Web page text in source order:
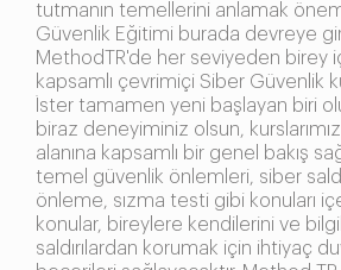
tutmanın temellerini anlamak
Güvenlik Eğitimi burada devreye
MethodTR'de her seviyeden birey
kapsamlı çevrimiçi Siber Güvenlik
İster tamamen yeni başlayan biri
biraz deneyiminiz olsun,
alanına kapsamlı bir genel bakış
temel güvenlik önlemleri, siber
önleme, sızma testi gibi konuları
konular, bireylere kendilerini ve
saldırılardan korumak için ihtiyaç